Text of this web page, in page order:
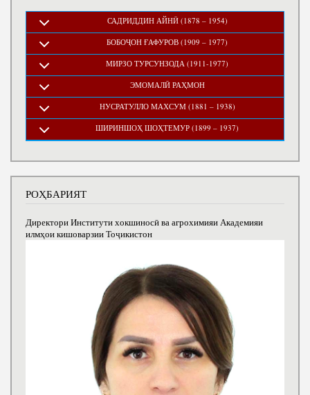
САДРИДДИН АЙНӢ (1878 – 1954)
БОБОҶОН ҒАФУРОВ (1909 – 1977)
МИРЗО ТУРСУНЗОДА (1911-1977)
ЭМОМАЛӢ РАҲМОН
НУСРАТУЛЛО МАХСУМ (1881 – 1938)
ШИРИНШОҲ ШОҲТЕМУР (1899 – 1937)
РОҲБАРИЯТ
Директори Институти хокшиносӣ ва агрохимияи Академияи
илмҳои кишоварзии Тоҷикистон